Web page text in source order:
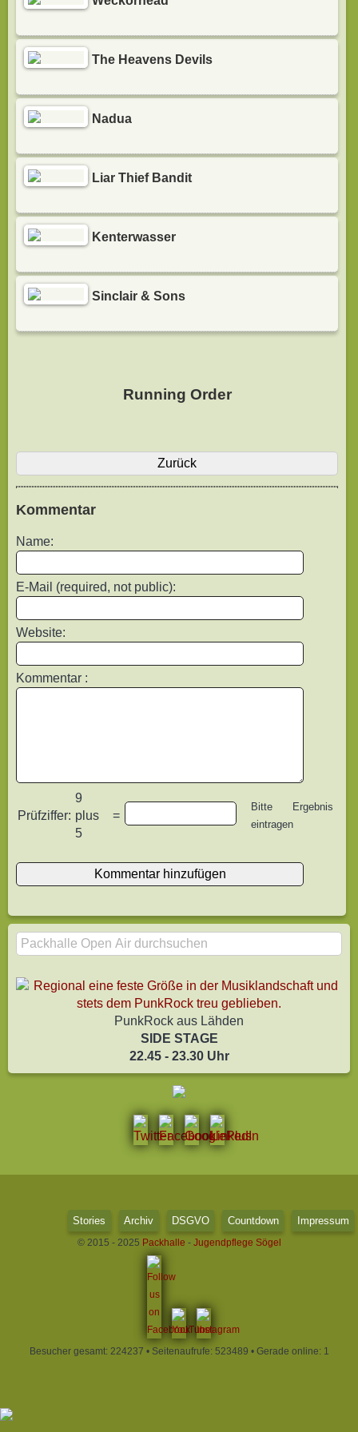
The Heavens Devils
Nadua
Liar Thief Bandit
Kenterwasser
Sinclair & Sons
Running Order
Zurück
Kommentar
Name:
E-Mail (required, not public):
Website:
Kommentar :
Prüfziffer:
9
plus
5
=
Bitte Ergebnis
eintragen
PunkRock aus Lähden
SIDE STAGE
22.45 - 23.30 Uhr
Impressum
Countdown
DSGVO
Archiv
Stories
© 2015 - 2025 Packhalle - Jugendpflege Sögel
Besucher gesamt: 224237 • Seitenaufrufe: 523489 • Gerade online: 1